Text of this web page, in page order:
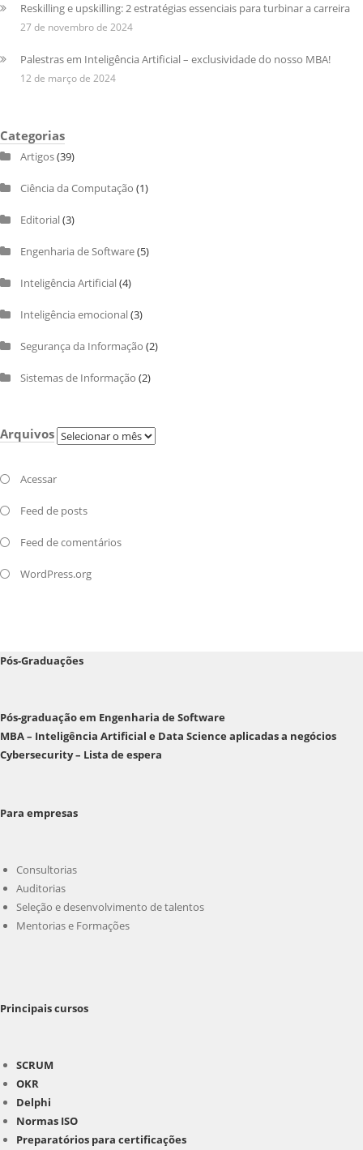
Reskilling e upskilling: 2 estratégias essenciais para turbinar a carreira
27 de novembro de 2024
Palestras em Inteligência Artificial – exclusividade do nosso MBA!
12 de março de 2024
Categorias
Artigos(39)
Ciência da Computação (1)
Editorial(3)
Engenharia de Software(5)
Inteligência Artificial(4)
Inteligência emocional(3)
Segurança da Informação (2)
Sistemas de Informação (2)
ArquivosArquivos
Acessar
Feed de posts
Feed de comentários
WordPress.org
Pós-Graduações
Pós-graduação em Engenharia de Software
MBA – Inteligência Artificial e Data Science aplicadas a negócios
Cybersecurity – Lista de espera
Para empresas
Consultorias
Auditorias
Seleção e desenvolvimento de talentos
Mentorias e Formações
Principais cursos
SCRUM
OKR
Delphi
Normas ISO
Preparatórios para certificações